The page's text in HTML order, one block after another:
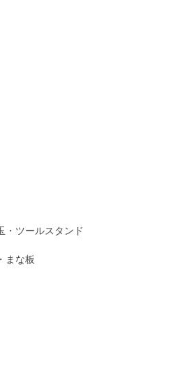
・ツールスタンド
まな板